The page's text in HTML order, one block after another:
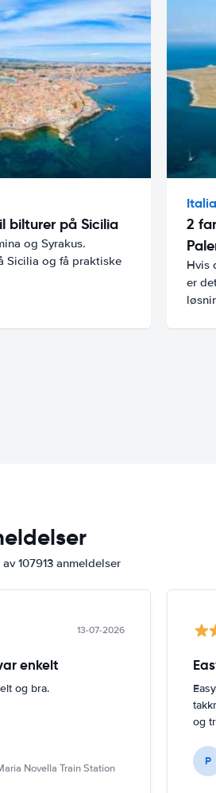
bilturer på Sicilia
og Syrakus.
Sicilia og få praktiske
Italia
2
Hvis
er
107913 anmeldelser
13-07-2026
enkelt
og bra.
Novella Train Station
og
P